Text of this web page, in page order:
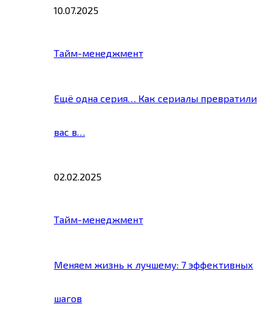
10.07.2025
Тайм-менеджмент
Ещё одна серия… Как сериалы превратили
вас в…
02.02.2025
Тайм-менеджмент
Меняем жизнь к лучшему: 7 эффективных
шагов